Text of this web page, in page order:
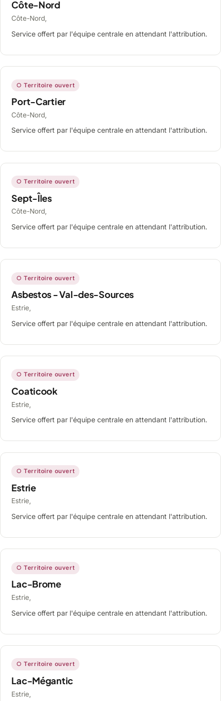
Côte-Nord
Côte-Nord,
Service offert par l'équipe centrale en attendant l'attribution.
○ Territoire ouvert
Port-Cartier
Côte-Nord,
Service offert par l'équipe centrale en attendant l'attribution.
○ Territoire ouvert
Sept-Îles
Côte-Nord,
Service offert par l'équipe centrale en attendant l'attribution.
○ Territoire ouvert
Asbestos - Val-des-Sources
Estrie,
Service offert par l'équipe centrale en attendant l'attribution.
○ Territoire ouvert
Coaticook
Estrie,
Service offert par l'équipe centrale en attendant l'attribution.
○ Territoire ouvert
Estrie
Estrie,
Service offert par l'équipe centrale en attendant l'attribution.
○ Territoire ouvert
Lac-Brome
Estrie,
Service offert par l'équipe centrale en attendant l'attribution.
○ Territoire ouvert
Lac-Mégantic
Estrie,